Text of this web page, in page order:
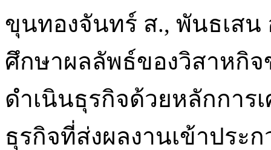
ขุนทองจันทร์ ส., พันธเสน
ศึกษาผลลัพธ์ของวิสาหกิ
ดำเนินธุรกิจด้วยหลักการ
ธุรกิจที่ส่งผลงานเข้าปร